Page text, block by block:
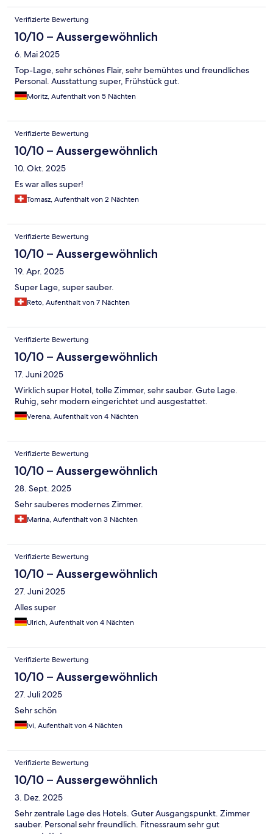
Unsere Zimmer waren mit 17 m^2 nicht sehr groß aber sauber
und gut eingerichtet. Insgesamt ein sehr schönes Erlebnis.
Verifizierte Bewertung
10/10 – Aussergewöhnlich
6. Mai 2025
Top-Lage, sehr schönes Flair, sehr bemühtes und freundliches
Personal. Ausstattung super, Frühstück gut.
Moritz, Aufenthalt von 5 Nächten
Verifizierte Bewertung
10/10 – Aussergewöhnlich
10. Okt. 2025
Es war alles super!
Tomasz, Aufenthalt von 2 Nächten
Verifizierte Bewertung
10/10 – Aussergewöhnlich
19. Apr. 2025
Super Lage, super sauber.
Reto, Aufenthalt von 7 Nächten
Verifizierte Bewertung
10/10 – Aussergewöhnlich
17. Juni 2025
Wirklich super Hotel, tolle Zimmer, sehr sauber. Gute Lage.
Ruhig, sehr modern eingerichtet und ausgestattet.
Verena, Aufenthalt von 4 Nächten
Verifizierte Bewertung
10/10 – Aussergewöhnlich
28. Sept. 2025
Sehr sauberes modernes Zimmer.
Marina, Aufenthalt von 3 Nächten
Verifizierte Bewertung
10/10 – Aussergewöhnlich
27. Juni 2025
Alles super
Ulrich, Aufenthalt von 4 Nächten
Verifizierte Bewertung
10/10 – Aussergewöhnlich
27. Juli 2025
Sehr schön
Ivi, Aufenthalt von 4 Nächten
Verifizierte Bewertung
10/10 – Aussergewöhnlich
3. Dez. 2025
Sehr zentrale Lage des Hotels. Guter Ausgangspunkt. Zimmer
sauber. Personal sehr freundlich. Fitnessraum sehr gut